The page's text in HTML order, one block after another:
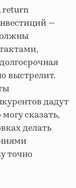
return
—
выстрелит.
дадут
сказать,
делать
точно